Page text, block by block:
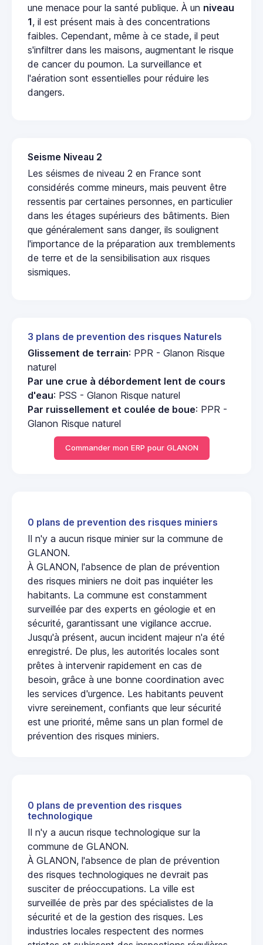
une menace pour la santé publique. À un niveau
1, il est présent mais à des concentrations
faibles. Cependant, même à ce stade, il peut
s'infiltrer dans les maisons, augmentant le risque
de cancer du poumon. La surveillance et
l'aération sont essentielles pour réduire les
dangers.
Seisme Niveau 2
Les séismes de niveau 2 en France sont
considérés comme mineurs, mais peuvent être
ressentis par certaines personnes, en particulier
dans les étages supérieurs des bâtiments. Bien
que généralement sans danger, ils soulignent
l'importance de la préparation aux tremblements
de terre et de la sensibilisation aux risques
sismiques.
3 plans de prevention des risques Naturels
Glissement de terrain: PPR - Glanon Risque
naturel
Par une crue à débordement lent de cours
d'eau: PSS - Glanon Risque naturel
Par ruissellement et coulée de boue: PPR -
Glanon Risque naturel
Commander mon ERP pour GLANON
0 plans de prevention des risques miniers
Il n'y a aucun risque minier sur la commune de
GLANON.
À GLANON, l'absence de plan de prévention
des risques miniers ne doit pas inquiéter les
habitants. La commune est constamment
surveillée par des experts en géologie et en
sécurité, garantissant une vigilance accrue.
Jusqu'à présent, aucun incident majeur n'a été
enregistré. De plus, les autorités locales sont
prêtes à intervenir rapidement en cas de
besoin, grâce à une bonne coordination avec
les services d'urgence. Les habitants peuvent
vivre sereinement, confiants que leur sécurité
est une priorité, même sans un plan formel de
prévention des risques miniers.
0 plans de prevention des risques
technologique
Il n'y a aucun risque technologique sur la
commune de GLANON.
À GLANON, l'absence de plan de prévention
des risques technologiques ne devrait pas
susciter de préoccupations. La ville est
surveillée de près par des spécialistes de la
sécurité et de la gestion des risques. Les
industries locales respectent des normes